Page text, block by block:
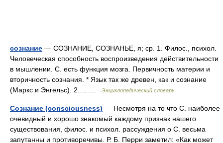
сознание — СОЗНАНИЕ, СОЗНАНЬЕ, я; ср. 1. Филос., психол.
Человеческая способность воспроизведения действительности
в мышлении. С. есть функция мозга. Первичность материи и
вторичность сознания. * Язык так же древен, как и сознание
(Маркс и Энгельс). 2.… …
Энциклопедический словарь
Сознание (consciousness) — Несмотря на то что С. наиболее
очевидный и хорошо знакомый каждому признак нашего
существования, филос. и психол. рассуждения о С. весьма
запутанны и противоречивы. Р. Б. Перри заметил: «Как может